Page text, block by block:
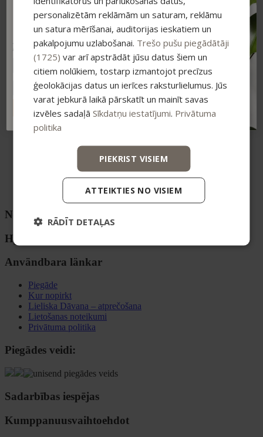
Higiēnai
Ziepes
Intīmai higiēnai
Komplekti
Dāvanu komplekti
Sejas ādai
Ķermenim
Higiēnai
Vannai un SPA
Kolekcijas
DERMA+
Smiltsērkšķu līnija
Ikdienas kopšanas līnija sejai
Home SPA
Piedāvājumi
Noderīgas saites
Hyödylliset sivustot
Användbara länkar
Piegāde
Kur nopirkt
Lieliska Dāvana – atprečošana
Lietošanas noteikumi
Privātuma politika
Piegādes veidi:
Sadarbības iespējas
Kumppanuusvaihtoehdot
personalizētām reklāmām un saturam, reklāmu
un satura mērīšanai, auditorijas ieskatiem un
pakalpojumu uzlabošanai. Trešo pušu piegādātāji
(1725) var arī apstrādāt jūsu datus šiem un
citiem nolūkiem, tostarp izmantojot precīzus
ģeolokācijas datus un ierīces raksturlielumus. Jūs
varat jebkurā laikā pārskatīt un mainīt savas
izvēles sadaļāSīkdatņu iestatījumi. Privātuma
politika
PIEKRIST VISIEM
ATTEIKTIES NO VISIEM
RĀDĪT DETAĻAS
-15% ATLAIDE!
Pieraksties jaunumiem un saņem īpašu
atlaidi savam pirmajam pasūtījumam.
Atlaide summējas ar esošajiem piedāvājumiem
pirkumiem virs 25 €
ABONĒT